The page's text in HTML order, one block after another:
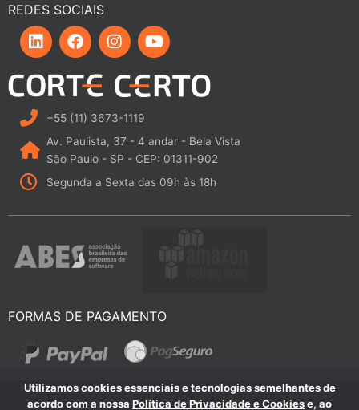
REDES SOCIAIS
L
i
n
k
e
d
i
F
a
c
e
b
o
k
I
n
s
t
a
r
a
m
Y
o
u
t
u
+55 (11) 3673-1119
Av. Paulista, 37 - 4 andar - Bela Vista
São Paulo - SP - CEP: 01311-902
Segunda a Sexta das 09h às 18h
FORMAS DE PAGAMENTO
Utilizamos cookies essenciais e tecnologias semelhantes de
acordo com a nossa Política de Privacidade e Cookiese, ao